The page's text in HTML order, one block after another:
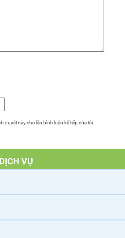
duyệt này cho lần bình luận kế tiếp của tôi.
DỊCH VỤ